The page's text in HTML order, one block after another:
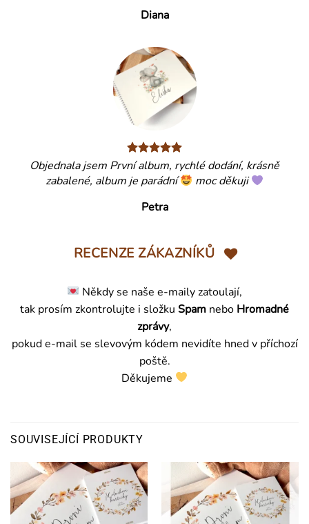
Diana
Objednala jsem První album, rychlé dodání, krásně
zabalené, album je parádní
moc děkuji
Petra
RECENZE ZÁKAZNÍKŮ
Někdy se naše e-maily zatoulají,
tak prosím zkontrolujte i složku Spam nebo Hromadné
zprávy,
pokud e-mail se slevovým kódem nevidíte hned v příchozí
poště.
Děkujeme
SOUVISEJÍCÍ PRODUKTY